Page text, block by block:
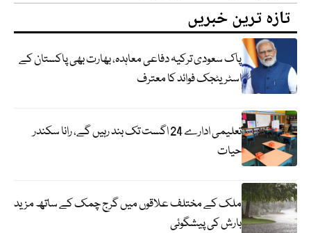
تازہ ترین خبریں
پاک سعودی ترکیہ دفاعی معاہدہ، بھارت بھی پاکستان کے
اسٹریٹجک فوائد کا معترف
تعلیمی ادارے 24 اگست تک بند رہیں گے، رانا سکندر
حیات
ملک کے مختلف علاقوں میں گرج چمک کے ساتھ مزید
بارش کی پیشگوئی